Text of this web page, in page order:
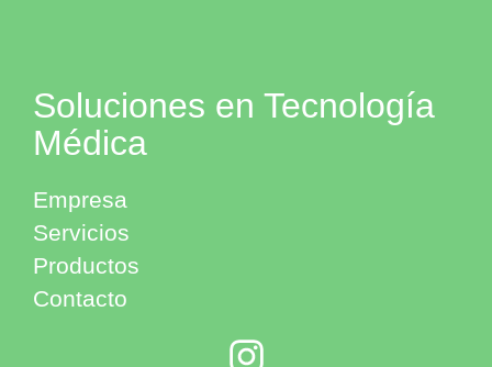
Soluciones en Tecnología
Médica
Empresa
Servicios
Productos
Contacto